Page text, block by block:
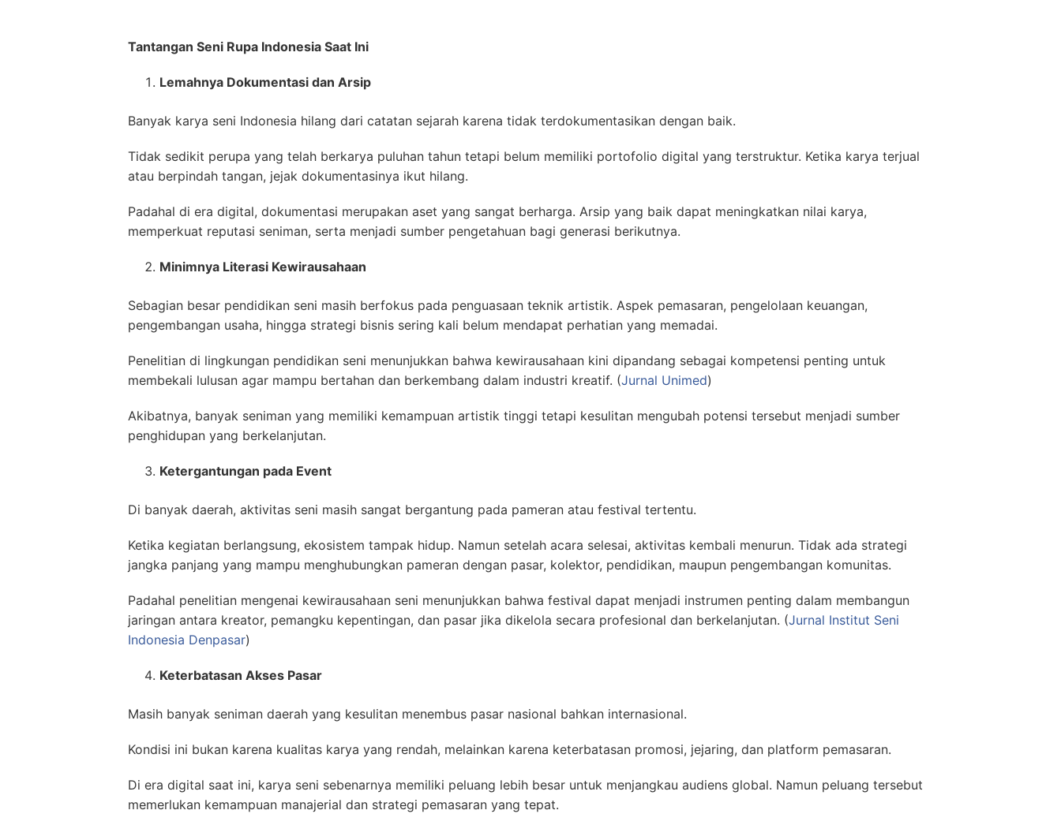
Tantangan Seni Rupa Indonesia Saat Ini
Lemahnya Dokumentasi dan Arsip
Banyak karya seni Indonesia hilang dari catatan sejarah karena tidak terdokumentasikan dengan baik.
Tidak sedikit perupa yang telah berkarya puluhan tahun tetapi belum memiliki portofolio digital yang terstruktur. Ketika karya terjual
atau berpindah tangan, jejak dokumentasinya ikut hilang.
Padahal di era digital, dokumentasi merupakan aset yang sangat berharga. Arsip yang baik dapat meningkatkan nilai karya,
memperkuat reputasi seniman, serta menjadi sumber pengetahuan bagi generasi berikutnya.
Minimnya Literasi Kewirausahaan
Sebagian besar pendidikan seni masih berfokus pada penguasaan teknik artistik. Aspek pemasaran, pengelolaan keuangan,
pengembangan usaha, hingga strategi bisnis sering kali belum mendapat perhatian yang memadai.
Penelitian di lingkungan pendidikan seni menunjukkan bahwa kewirausahaan kini dipandang sebagai kompetensi penting untuk
membekali lulusan agar mampu bertahan dan berkembang dalam industri kreatif. (Jurnal Unimed)
Akibatnya, banyak seniman yang memiliki kemampuan artistik tinggi tetapi kesulitan mengubah potensi tersebut menjadi sumber
penghidupan yang berkelanjutan.
Ketergantungan pada Event
Di banyak daerah, aktivitas seni masih sangat bergantung pada pameran atau festival tertentu.
Ketika kegiatan berlangsung, ekosistem tampak hidup. Namun setelah acara selesai, aktivitas kembali menurun. Tidak ada strategi
jangka panjang yang mampu menghubungkan pameran dengan pasar, kolektor, pendidikan, maupun pengembangan komunitas.
Padahal penelitian mengenai kewirausahaan seni menunjukkan bahwa festival dapat menjadi instrumen penting dalam membangun
jaringan antara kreator, pemangku kepentingan, dan pasar jika dikelola secara profesional dan berkelanjutan. (Jurnal Institut Seni
Indonesia Denpasar)
Keterbatasan Akses Pasar
Masih banyak seniman daerah yang kesulitan menembus pasar nasional bahkan internasional.
Kondisi ini bukan karena kualitas karya yang rendah, melainkan karena keterbatasan promosi, jejaring, dan platform pemasaran.
Di era digital saat ini, karya seni sebenarnya memiliki peluang lebih besar untuk menjangkau audiens global. Namun peluang tersebut
memerlukan kemampuan manajerial dan strategi pemasaran yang tepat.